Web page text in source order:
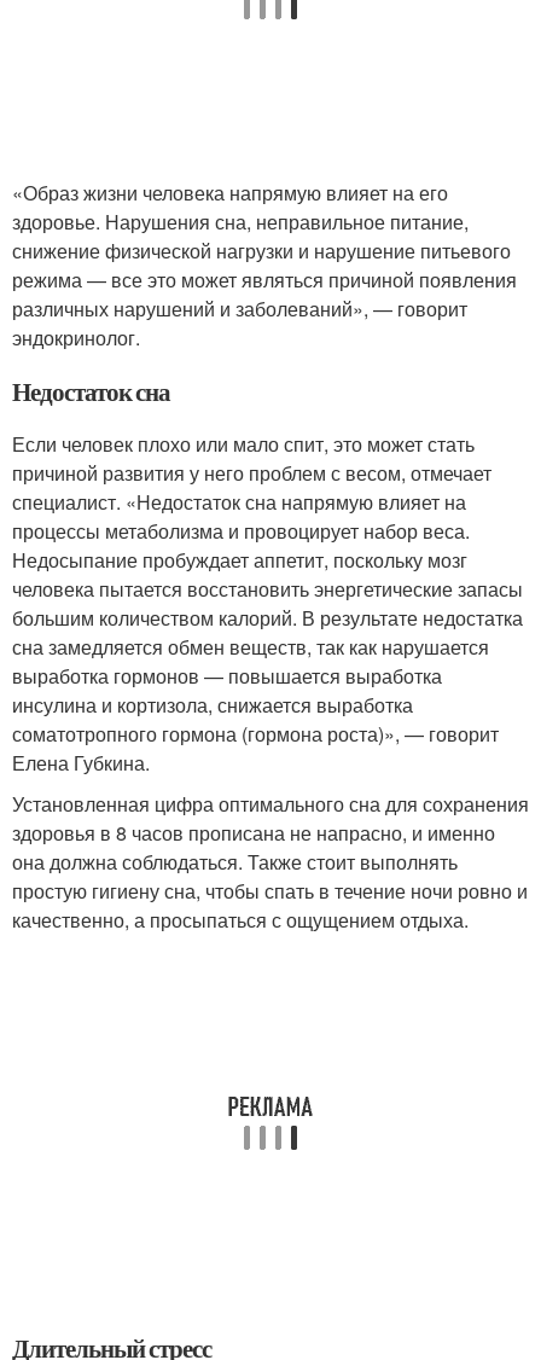
«Образ жизни человека напрямую влияет на его
здоровье. Нарушения сна, неправильное питание,
снижение физической нагрузки и нарушение питьевого
режима — все это может являться причиной появления
различных нарушений и заболеваний», — говорит
эндокринолог.
Недостаток сна
Если человек плохо или мало спит, это может стать
причиной развития у него проблем с весом, отмечает
специалист. «Недостаток сна напрямую влияет на
процессы метаболизма и провоцирует набор веса.
Недосыпание пробуждает аппетит, поскольку мозг
человека пытается восстановить энергетические запасы
большим количеством калорий. В результате недостатка
сна замедляется обмен веществ, так как нарушается
выработка гормонов — повышается выработка
инсулина и кортизола, снижается выработка
соматотропного гормона (гормона роста)», — говорит
Елена Губкина.
Установленная цифра оптимального сна для сохранения
здоровья в 8 часов прописана не напрасно, и именно
она должна соблюдаться. Также стоит выполнять
простую гигиену сна, чтобы спать в течение ночи ровно и
качественно, а просыпаться с ощущением отдыха.
Длительный стресс